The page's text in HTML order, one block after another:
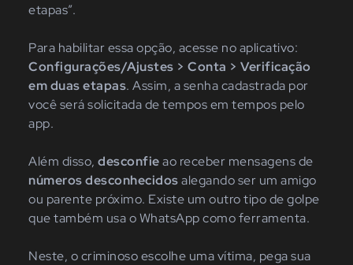
etapas”.
Para habilitar essa opção, acesse no aplicativo:
Configurações/Ajustes > Conta > Verificação
em duas etapas. Assim, a senha cadastrada por
você será solicitada de tempos em tempos pelo
app.
Além disso, desconfieao receber mensagens de
números desconhecidosalegando ser um amigo
ou parente próximo. Existe um outro tipo de golpe
que também usa o WhatsApp como ferramenta.
Neste, o criminoso escolhe uma vítima, pega sua